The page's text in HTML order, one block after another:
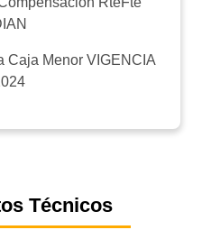
Caja Menor VIGENCIA
Técnicos